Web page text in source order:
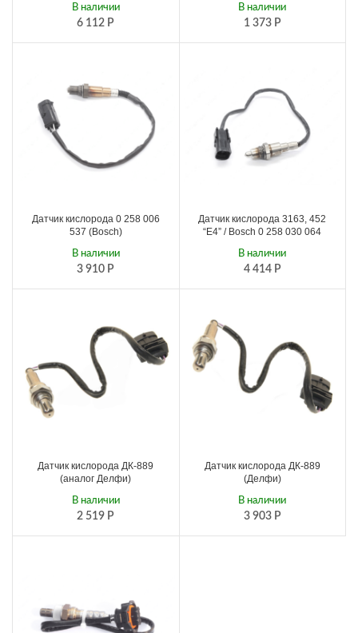
6 112 Р
В наличии
1 373 Р
В наличии
Датчик кислорода 0 258 006
537 (Bosch)
3 910 Р
В наличии
Датчик кислорода 3163, 452
“Е4” / Bosch 0 258 030 064
4 414 Р
В наличии
Датчик кислорода ДК-889
(аналог Делфи)
2 519 Р
В наличии
Датчик кислорода ДК-889
(Делфи)
3 903 Р
В наличии